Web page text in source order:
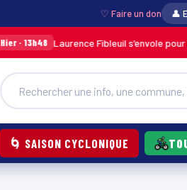
♡ Faire un don 👤
Laurence Fibleuil s’envole pour
🌀 SAISON CYCLONIQUE